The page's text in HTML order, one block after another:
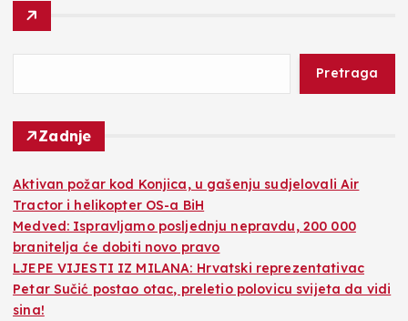
Pretraga
Zadnje
Aktivan požar kod Konjica, u gašenju sudjelovali Air
Tractor i helikopter OS-a BiH
Medved: Ispravljamo posljednju nepravdu, 200 000
branitelja će dobiti novo pravo
LJEPE VIJESTI IZ MILANA: Hrvatski reprezentativac
Petar Sučić postao otac, preletio polovicu svijeta da vidi
sina!